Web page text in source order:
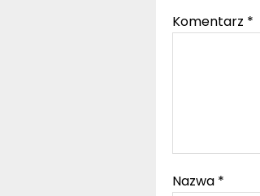
Komentarz *
Nazwa *